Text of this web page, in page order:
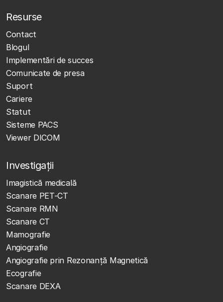
Resurse
Contact
Blogul
Implementări de succes
Comunicate de presa
Suport
Cariere
Statut
Sisteme PACS
Viewer DICOM
Investigații
Imagistică medicală
Scanare PET-CT
Scanare RMN
Scanare CT
Mamografie
Angiografie
Angiografie prin Rezonanță Magnetică
Ecografie
Scanare DEXA